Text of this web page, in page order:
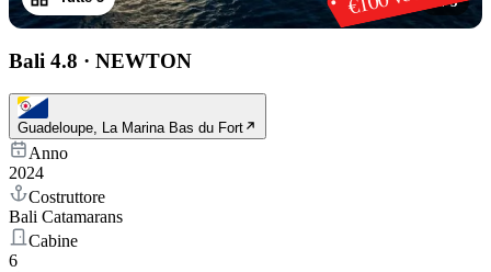
Bali 4.8 · NEWTON
Guadeloupe, La Marina Bas du Fort
Anno
2024
Costruttore
Bali Catamarans
Cabine
6